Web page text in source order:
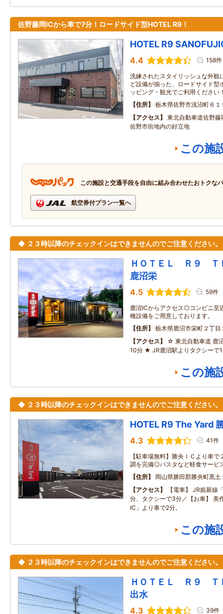
佐野藤岡ICから車で7分！ロードサイド型HOTEL R9！
HOTEL R9
4.4 158件
洗練されたスタイリッシュな外観
ど設備が揃った、ロードサイド型
ッピング・観光でご利用ください
住所
栃木県佐野市浅沼町６１
アクセス
東北自動車道佐野
佐野市街地内の好立地
この施
この施設と交通手段を自由に組み合わせたおトクな
航空券付プラン一覧へ
◆ ２３時以降のチェックインはできませんのでご注意ください。
ＨＯＴＥＬ Ｒ９
鹿沼栄
4.5 59件
鹿沼ICからアクセス◎コンビニ至
種設備をご用意しております。
住所
栃木県鹿沼市栄町２丁目
アクセス
☆ 東北自動車道 鹿
10分 ★ JR鹿沼駅よりタクシー
この施
◆ ２３時以降のチェックインはできませんのでご注意ください。
HOTEL R9 The Yard
4.3 41件
【駐車場無料】勝央ＩＣより車
調を完備◎パスタなど軽食サービ
住所
岡山県勝田郡勝央町黒土
アクセス
【電車】 JR姫新線
分、タクシーで3分／【お車】 美
IC」より車で2分。
この施
◆ ２３時以降のチェックインはできませんのでご注意ください。
ＨＯＴＥＬ Ｒ９
出水
4.3 39件